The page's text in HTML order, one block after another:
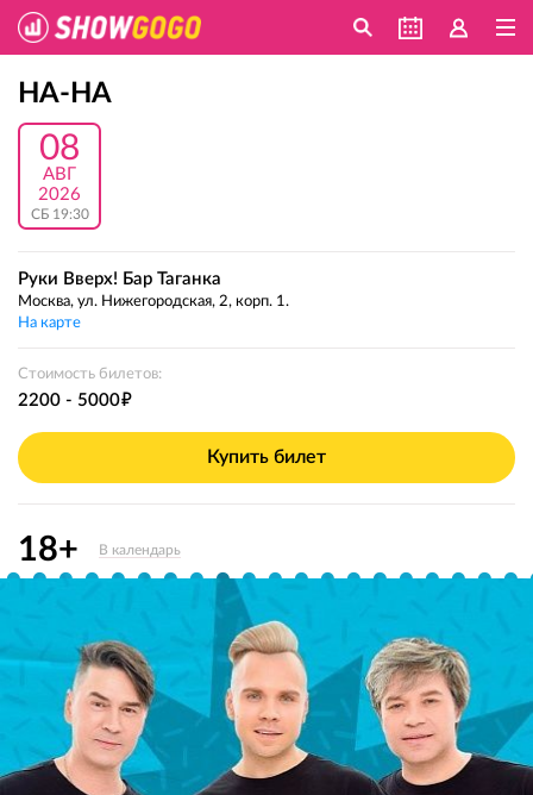
НА-НА
08
АВГ
2026
СБ 19:30
Руки Вверх! Бар Таганка
Москва, ул. Нижегородская, 2, корп. 1.
На карте
Стоимость билетов:
2200 - 5000е
Купить билет
18+ В календарь